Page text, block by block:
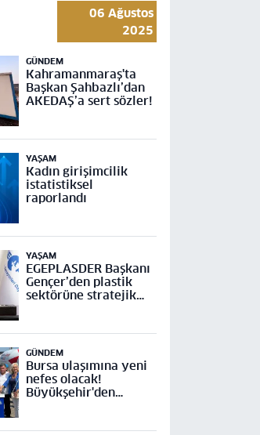
06 Ağustos
2025
GÜNDEM
Kahramanmaraş'ta
Başkan Şahbazlı’dan
AKEDAŞ’a sert sözler!
YAŞAM
Kadın girişimcilik
istatistiksel
raporlandı
YAŞAM
EGEPLASDER Başkanı
Gençer’den plastik
sektörüne stratejik
GÜNDEM
Bursa ulaşımına yeni
nefes olacak!
Büyükşehir'den